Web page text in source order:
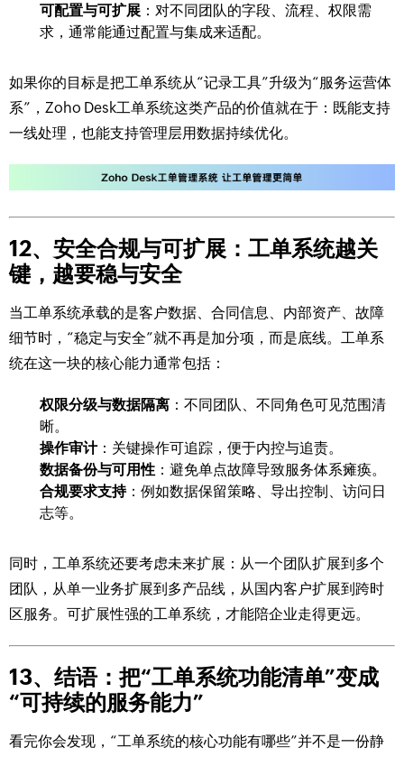
可配置与可扩展 ：对不同团队的字段、流程、权限需
求，通常能通过配置与集成来适配。
如果你的目标是把工单系统从“记录工具”升级为“服务运营体
系”，Zoho Desk工单系统这类产品的价值就在于：既能支持
一线处理，也能支持管理层用数据持续优化。
12、安全合规与可扩展：工单系统越关
键，越要稳与安全
当工单系统承载的是客户数据、合同信息、内部资产、故障
细节时，“稳定与安全”就不再是加分项，而是底线。工单系
统在这一块的核心能力通常包括：
权限分级与数据隔离 ：不同团队、不同角色可见范围清
晰。
操作审计：关键操作可追踪，便于内控与追责。
数据备份与可用性 ：避免单点故障导致服务体系瘫痪。
合规要求支持：例如数据保留策略、导出控制、访问日
志等。
同时，工单系统还要考虑未来扩展：从一个团队扩展到多个
团队，从单一业务扩展到多产品线，从国内客户扩展到跨时
区服务。可扩展性强的工单系统，才能陪企业走得更远。
13、结语：把“工单系统功能清单”变成
“可持续的服务能力”
看完你会发现，“工单系统的核心功能有哪些”并不是一份静